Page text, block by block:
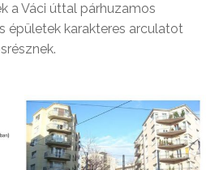
a Váci úttal párhuzamos
épületek karakteres arculatot